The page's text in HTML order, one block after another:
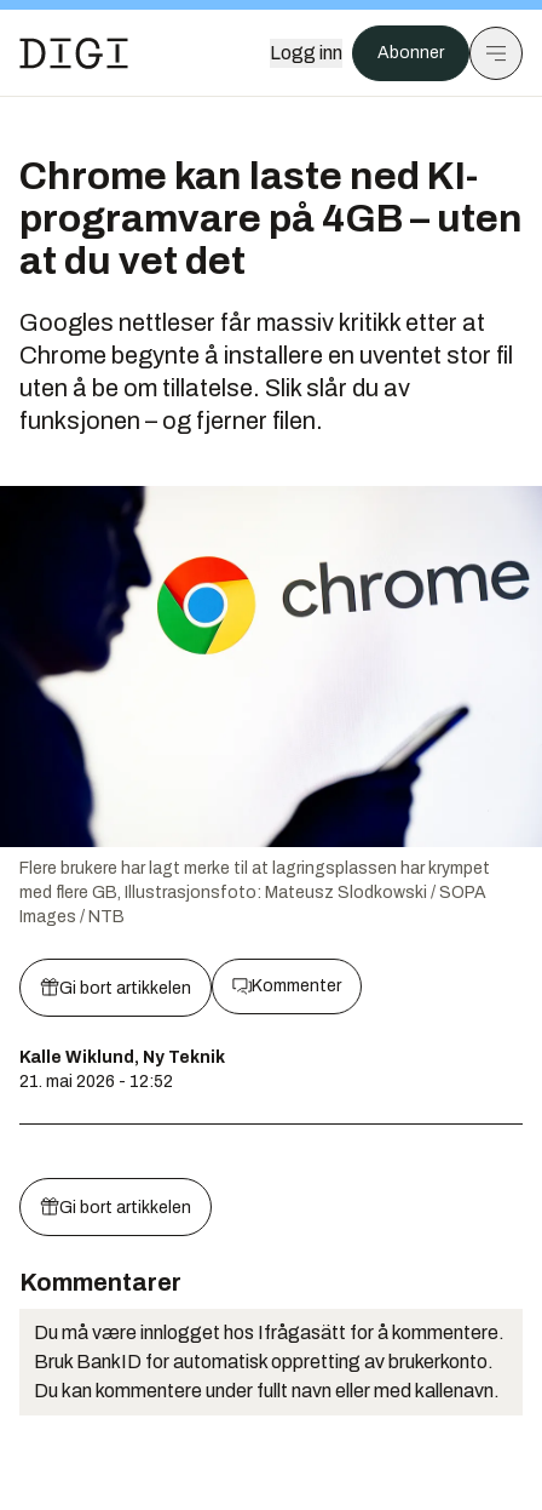
Logg inn Abonner
Chrome kan laste ned KI-
programvare på 4GB – uten
at du vet det
Googles nettleser får massiv kritikk etter at
Chrome begynte å installere en uventet stor fil
uten å be om tillatelse. Slik slår du av
funksjonen – og fjerner filen.
Flere brukere har lagt merke til at lagringsplassen har krympet
med flere GB,
Illustrasjonsfoto: Mateusz Slodkowski / SOPA
Images / NTB
Gi bort artikkelen Kommenter
Kalle Wiklund, Ny Teknik
21. mai 2026 - 12:52
Gi bort artikkelen
Kommentarer
Du må være innlogget hos Ifrågasätt for å kommentere.
Bruk BankID for automatisk oppretting av brukerkonto.
Du kan kommentere under fullt navn eller med kallenavn.